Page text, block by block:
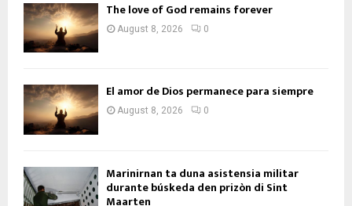
The love of God remains forever
August 8, 2026 0
El amor de Dios permanece para siempre
August 8, 2026 0
Marinirnan ta duna asistensia militar
durante búskeda den prizòn di Sint
Maarten